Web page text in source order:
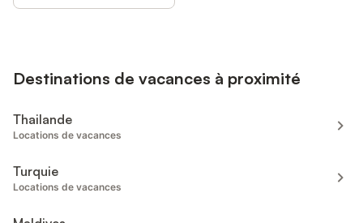
Destinations de vacances à proximité
Thailande
Locations de vacances
Turquie
Locations de vacances